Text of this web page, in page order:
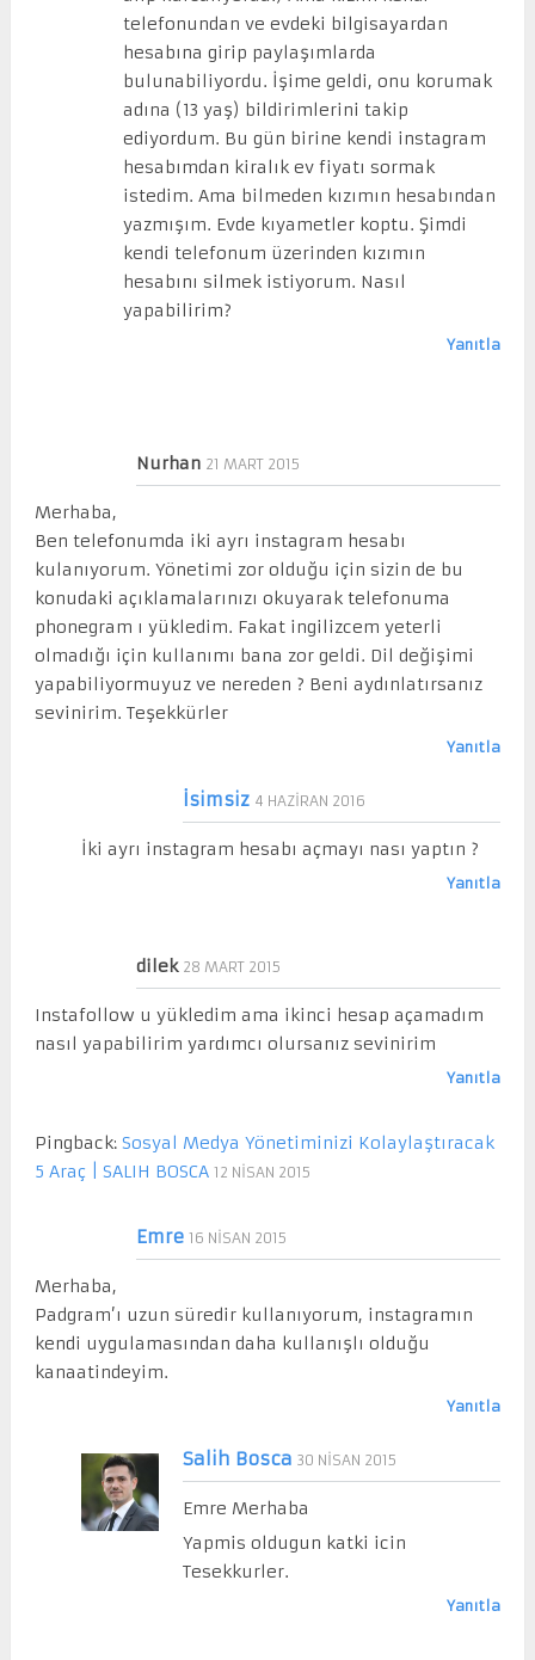
telefonundan ve evdeki bilgisayardan
hesabına girip paylaşımlarda
bulunabiliyordu. İşime geldi, onu korumak
adına (13 yaş) bildirimlerini takip
ediyordum. Bu gün birine kendi instagram
hesabımdan kiralık ev fiyatı sormak
istedim. Ama bilmeden kızımın hesabından
yazmışım. Evde kıyametler koptu. Şimdi
kendi telefonum üzerinden kızımın
hesabını silmek istiyorum. Nasıl
yapabilirim?
Yanıtla
Nurhan 21 MART 2015
Merhaba,
Ben telefonumda iki ayrı instagram hesabı
kulanıyorum. Yönetimi zor olduğu için sizin de bu
konudaki açıklamalarınızı okuyarak telefonuma
phonegram ı yükledim. Fakat ingilizcem yeterli
olmadığı için kullanımı bana zor geldi. Dil değişimi
yapabiliyormuyuz ve nereden ? Beni aydınlatırsanız
sevinirim. Teşekkürler
Yanıtla
İsimsiz 4 HAZIRAN 2016
İki ayrı instagram hesabı açmayı nası yaptın ?
Yanıtla
dilek 28 MART 2015
Instafollow u yükledim ama ikinci hesap açamadım
nasıl yapabilirim yardımcı olursanız sevinirim
Yanıtla
Pingback: Sosyal Medya Yönetiminizi Kolaylaştıracak
5 Araç | SALIH BOSCA 12 NISAN 2015
Emre 16 NISAN 2015
Merhaba,
Padgram’ı uzun süredir kullanıyorum, instagramın
kendi uygulamasından daha kullanışlı olduğu
kanaatindeyim.
Yanıtla
Salih Bosca 30 NISAN 2015
Emre Merhaba
Yapmis oldugun katki icin
Tesekkurler.
Yanıtla